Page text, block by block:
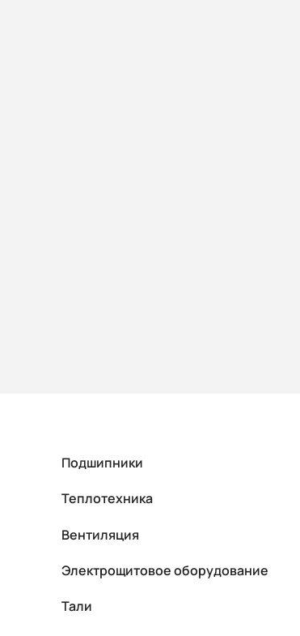
Подшипники
Теплотехника
Вентиляция
Электрощитовое оборудование
Тали